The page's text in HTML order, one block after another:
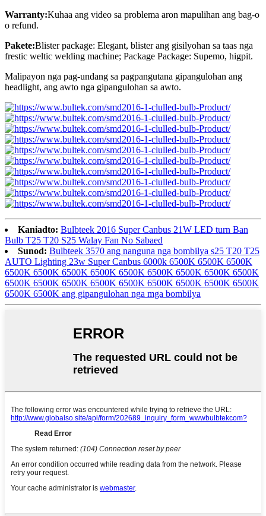
Warranty:Kuhaa ang video sa problema aron mapulihan ang bag-o
o refund.
Pakete:Blister package: Elegant, blister ang gisilyohan sa taas nga
frestic weltic welding machine; Package Package: Supemo, higpit.
Malipayon nga pag-undang sa pagpangutana gipangulohan ang
headlight, ang awto nga gipangulohan sa awto.
Kaniadto: Bulbteek 2016 Super Canbus 21W LED turn Ban
Bulb T25 T20 S25 Walay Fan No Sabaed
Sunod: Bulbteek 3570 ang nanguna nga bombilya s25 T20 T25
AUTO Lighting 23w Super Canbus 6000k 6500K 6500K 6500K
6500K 6500K 6500K 6500K 6500K 6500K 6500K 6500K 6500K
6500K 6500K 6500K 6500K 6500K 6500K 6500K 6500K 6500K
6500K 6500K ang gipangulohan nga mga bombilya